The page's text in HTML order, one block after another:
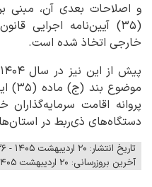
و اصلاحات بعدی آن، مبنی
(۳۵) آیین‌نامه اجرایی
خارجی اتخاذ شده است.
پروانه اقامت سرمایه‌گذاران
دستگاه‌های ذی‌ربط در
تاریخ انتشار: ۲۰ اردیبهشت ۱۴۰۵ - ۱۰:۳۶
آخرین بروزرسانی: ۲۰ اردیبهشت ۱۴۰۵ - ۱۰:۳۶